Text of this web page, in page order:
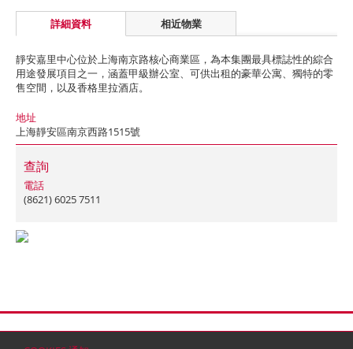
詳細資料 相近物業
靜安嘉里中心位於上海南京路核心商業區，為本集團最具標誌性的綜合
用途發展項目之一，涵蓋甲級辦公室、可供出租的豪華公寓、獨特的零
售空間，以及香格里拉酒店。
地址
上海靜安區南京西路1515號
查詢
電話
(8621) 6025 7511